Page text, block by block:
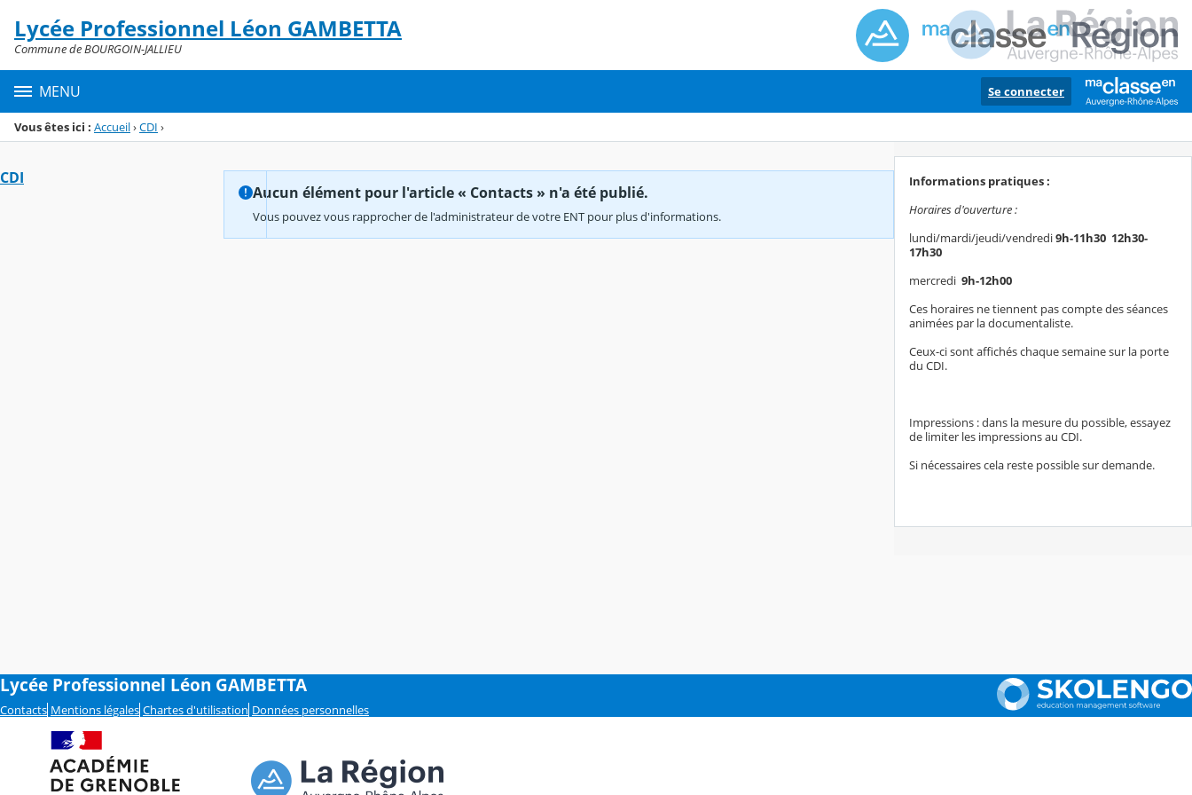
Menu de la rubrique
Contenu
Lycée Professionnel Léon GAMBETTA
Commune de BOURGOIN-JALLIEU
MENU Se connecter
Vous êtes ici : Accueil›CDI ›
CDI
Aucun élément pour l'article « Contacts » n'a été publié.
Vous pouvez vous rapprocher de l'administrateur de votre ENT pour plus d'informations.
Informations pratiques :
Horaires d'ouverture :
lundi/mardi/jeudi/vendredi9h-11h30 12h30-
17h30
mercredi 9h-12h00
Ces horaires ne tiennent pas compte des séances
animées par la documentaliste.
Ceux-ci sont affichés chaque semaine sur la porte
du CDI.
Impressions : dans la mesure du possible, essayez
de limiter les impressions au CDI.
Si nécessaires cela reste possible sur demande.
Lycée Professionnel Léon GAMBETTA
Contacts Mentions légales Chartes d'utilisation Données personnelles